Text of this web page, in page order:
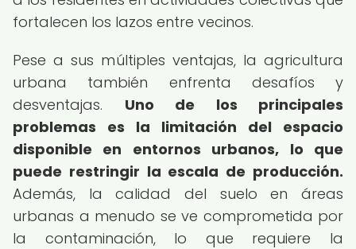
fortalecen los lazos entre vecinos.
Pese a sus múltiples ventajas, la agricultura
urbana también enfrenta desafíos y
desventajas. Uno de los principales
problemas es la limitación del espacio
disponible en entornos urbanos, lo que
puede restringir la escala de producción.
Además, la calidad del suelo en áreas
urbanas a menudo se ve comprometida por
la contaminación, lo que requiere la